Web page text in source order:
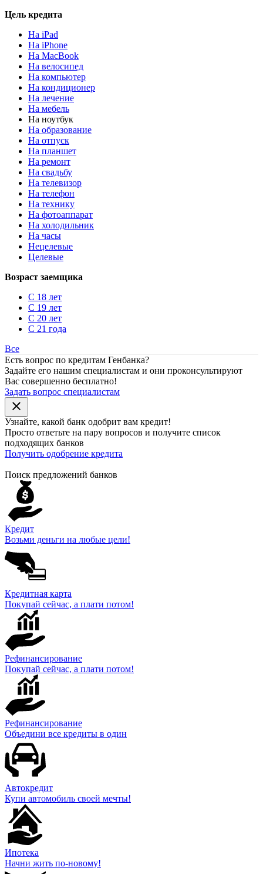
Цель кредита
На iPad
На iPhone
На MacBook
На велосипед
На компьютер
На кондиционер
На лечение
На мебель
На ноутбук
На образование
На отпуск
На планшет
На ремонт
На свадьбу
На телевизор
На телефон
На технику
На фотоаппарат
На холодильник
На часы
Нецелевые
Целевые
Возраст заемщика
С 18 лет
С 19 лет
С 20 лет
С 21 года
Все
Есть вопрос по кредитам Генбанка?
Задайте его нашим специалистам и они проконсультируют
Вас совершенно бесплатно!
Задать вопрос специалистам
close
Узнайте, какой банк одобрит вам кредит!
Просто ответьте на пару вопросов и получите список
подходящих банков
Получить одобрение кредита
Поиск предложений банков
Кредит
Возьми деньги на любые цели!
Кредитная карта
Покупай сейчас, а плати потом!
Рефинансирование
Покупай сейчас, а плати потом!
Рефинансирование
Объедини все кредиты в один
Автокредит
Купи автомобиль своей мечты!
Ипотека
Начни жить по-новому!